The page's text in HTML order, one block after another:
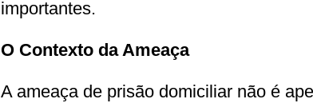
importantes.
O Contexto da Ameaça
A ameaça de prisão domiciliar não é